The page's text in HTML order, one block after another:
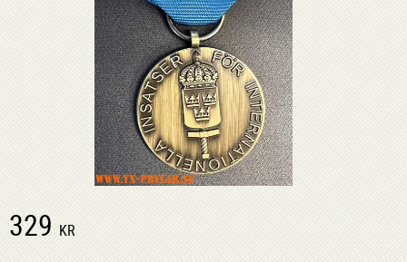
329 KR